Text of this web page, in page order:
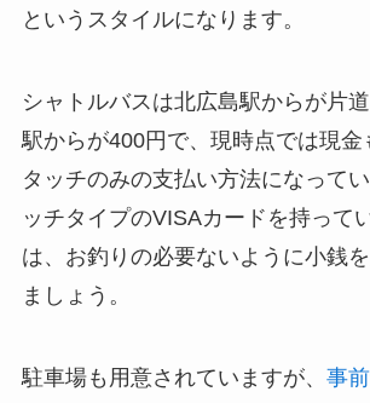
というスタイルになります。
シャトルバスは北広島駅からが片
駅からが400円で、現時点では現金
タッチのみの支払い方法になって
ッチタイプのVISAカードを持って
は、お釣りの必要ないように小銭
ましょう。
駐車場も用意されていますが、 事